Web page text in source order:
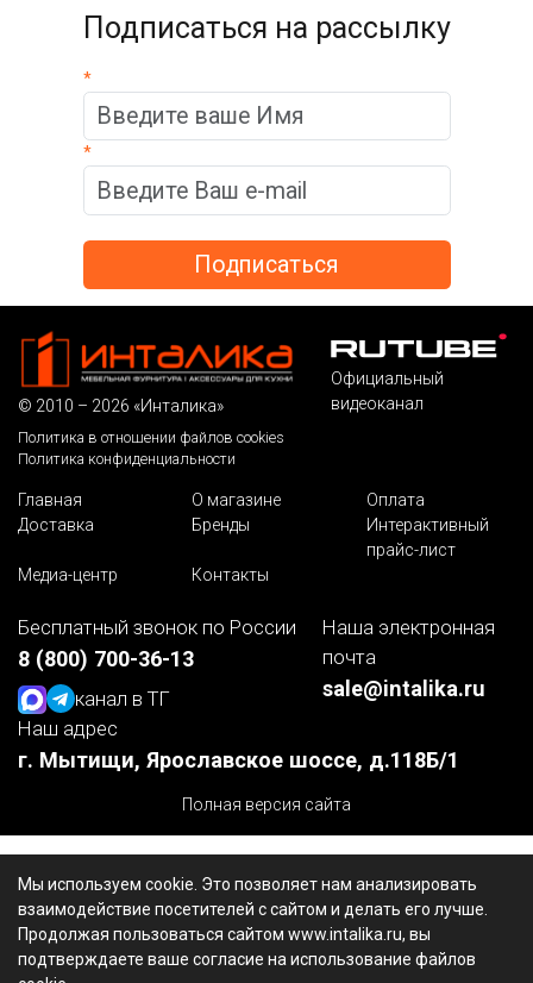
Подписаться на рассылку
*
*
Мы используем cookie. Это позволяет нам анализировать
взаимодействие посетителей с сайтом и делать его лучше.
Продолжая пользоваться сайтом www.intalika.ru, вы
подтверждаете ваше согласие на использование файлов
© 2010 – 2026 «Инталика»
Политика в отношении файлов cookies
Политика конфиденциальности
Официальный
видеоканал
Главная О магазине
Оплата
Доставка
Бренды
Интерактивный
прайс-лист
Медиа-центр
Контакты
Бесплатный звонок по России
8 (800) 700-36-13
канал в ТГ
Наша электронная
почта
sale@intalika.ru
Наш адрес
г. Мытищи, Ярославское шоссе, д.118Б/1
Полная версия сайта